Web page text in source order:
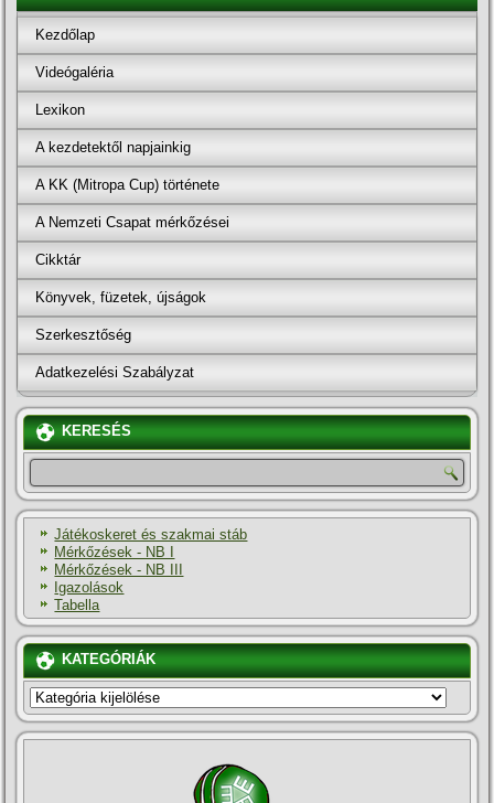
Kezdőlap
Videógaléria
Lexikon
A kezdetektől napjainkig
A KK (Mitropa Cup) története
A Nemzeti Csapat mérkőzései
Cikktár
Könyvek, füzetek, újságok
Szerkesztőség
Adatkezelési Szabályzat
KERESÉS
Játékoskeret és szakmai stáb
Mérkőzések - NB I
Mérkőzések - NB III
Igazolások
Tabella
KATEGÓRIÁK
KATEGÓRIÁK